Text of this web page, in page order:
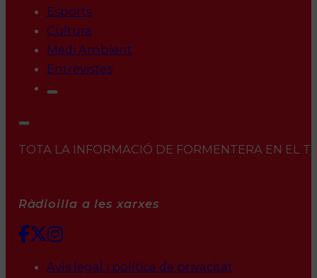
Esports
Cultura
Medi Ambient
Entrevistes
TOTA LA INFORMACIÓ DE FORMENTERA EN EL
Ràdioilla a les xarxes
Avís legal i política de privacitat